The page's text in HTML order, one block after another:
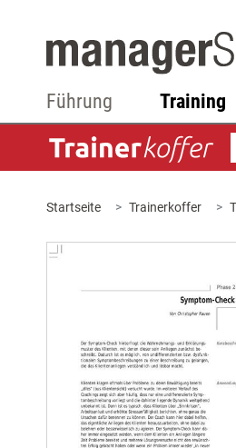
Führung Training
Startseite Trainerkoffer